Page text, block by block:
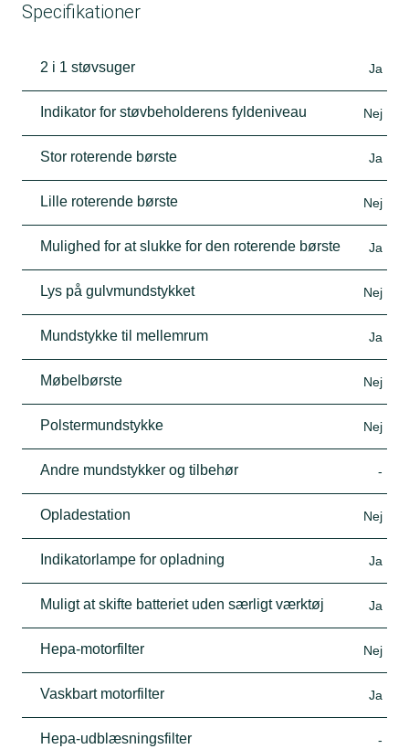
Specifikationer
2 i 1 støvsuger Ja
Indikator for støvbeholderens fyldeniveau Nej
Stor roterende børste Ja
Lille roterende børste Nej
Mulighed for at slukke for den roterende børste Ja
Lys på gulvmundstykket Nej
Mundstykke til mellemrum Ja
Møbelbørste Nej
Polstermundstykke Nej
Andre mundstykker og tilbehør -
Opladestation Nej
Indikatorlampe for opladning Ja
Muligt at skifte batteriet uden særligt værktøj Ja
Hepa-motorfilter Nej
Vaskbart motorfilter Ja
Hepa-udblæsningsfilter -